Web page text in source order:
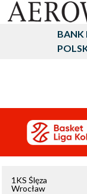
BANK
1KS Ślęza
Wrocław